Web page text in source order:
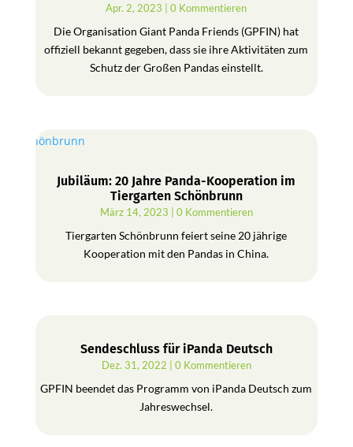
Apr. 2, 2023 | 0 Kommentieren
Die Organisation Giant Panda Friends (GPFIN) hat
offiziell bekannt gegeben, dass sie ihre Aktivitäten zum
Schutz der Großen Pandas einstellt.
Jubiläum: 20 Jahre Panda-Kooperation im
Tiergarten Schönbrunn
März 14, 2023 | 0 Kommentieren
Tiergarten Schönbrunn feiert seine 20 jährige
Kooperation mit den Pandas in China.
Sendeschluss für iPanda Deutsch
Dez. 31, 2022 | 0 Kommentieren
GPFIN beendet das Programm von iPanda Deutsch zum
Jahreswechsel.